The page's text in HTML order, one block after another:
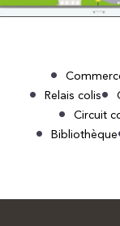
Relais colis
Circuit
Bibliothèque